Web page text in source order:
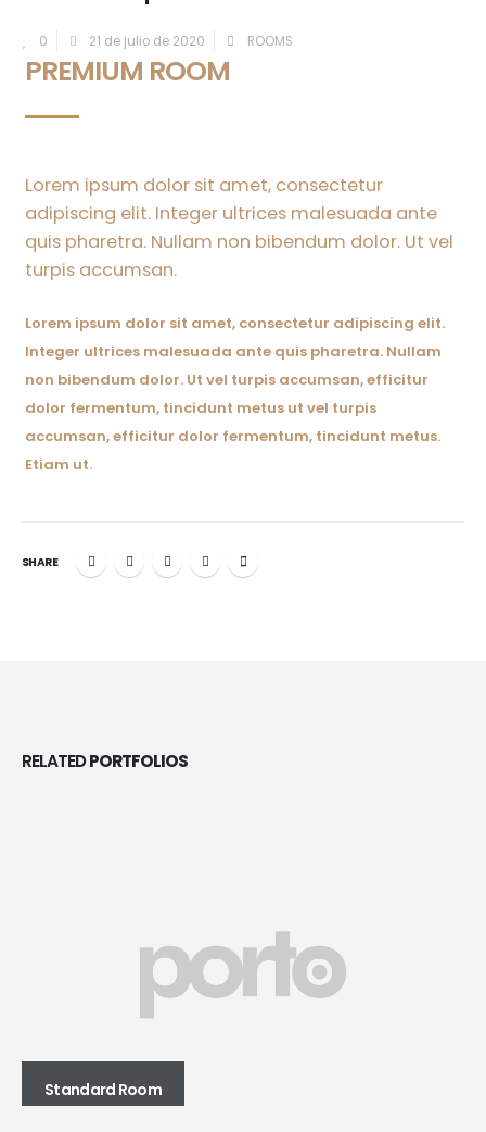
0 21 de julio de 2020 ROOMS
PREMIUM ROOM
Lorem ipsum dolor sit amet, consectetur
adipiscing elit. Integer ultrices malesuada ante
quis pharetra. Nullam non bibendum dolor. Ut vel
turpis accumsan.
Lorem ipsum dolor sit amet, consectetur adipiscing elit.
Integer ultrices malesuada ante quis pharetra. Nullam
non bibendum dolor. Ut vel turpis accumsan, efficitur
dolor fermentum, tincidunt metus ut vel turpis
accumsan, efficitur dolor fermentum, tincidunt metus.
Etiam ut.
SHARE
RELATEDPORTFOLIOS
Standard Room